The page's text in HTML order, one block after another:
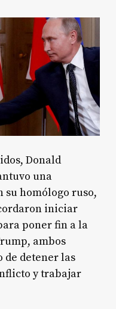
Donald
una
su homólogo ruso,
iniciar
poner fin a la
ambos
de detener las
y trabajar